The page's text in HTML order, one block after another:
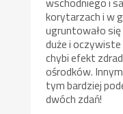
korytarzach i w
ugruntowało
duże i
chybi efekt
ośrodków.
tym bardziej
dwóch zdań!